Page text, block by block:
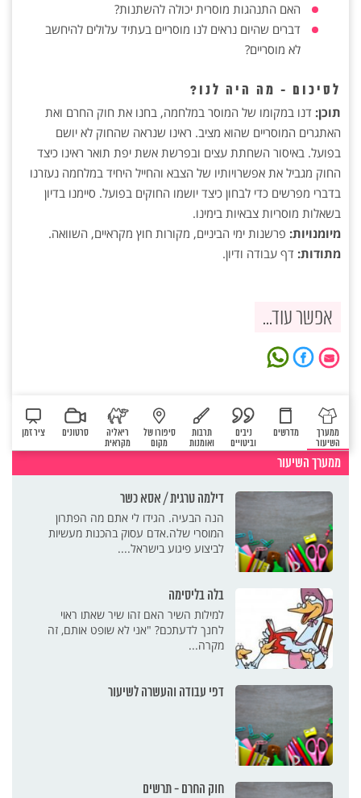
האם התנהגות מוסרית יכולה להשתנות?
דברים שהיום נראים לנו מוסריים בעתיד עלולים להיחשב
לא מוסריים?
לסיכום - מה היה לנו?
תוכן: דנו במקומו של המוסר במלחמה, בחנו את חוק החרם ואת
האתגרים המוסריים שהוא מציב. ראינו שנראה שהחוק לא יושם
בפועל. באיסור השחתת עצים ובפרשת אשת יפת תואר ראינו כיצד
החוק מגביל את אפשרויותיו של הצבא והחייל היחיד במלחמה נעזרנו
בדברי מפרשים כדי לבחון כיצד יושמו החוקים בפועל. סיימנו בדיון
בשאלות מוסריות צבאיות בימינו.
מיומנויות: פרשנות ימי הביניים, מקורות חוץ מקראיים, השוואה.
מתודות: דף עבודה ודיון.
אפשר עוד...
ממערך
השיעור
מדרשים
ניבים
וביטויים
תרבות
ואומנות
סיפורו של
מקום
ריאליה
מקראית
סרטונים ציר זמן
ממערך השיעור
דילמה טרגית / אסא כשר
הנה הבעיה. הגידו לי אתם מה הפתרון
המוסרי שלה.אדם עסוק בהכנות מעשיות
לביצוע פיגוע בישראל....
בלה בליסימה
למילות השיר האם זהו שיר שאתו ראוי
לחנך לדעתכם? "אני לא שופט אותם, זה
מקרה...
דפי עבודה והעשרה לשיעור
חוק החרם - תרשים